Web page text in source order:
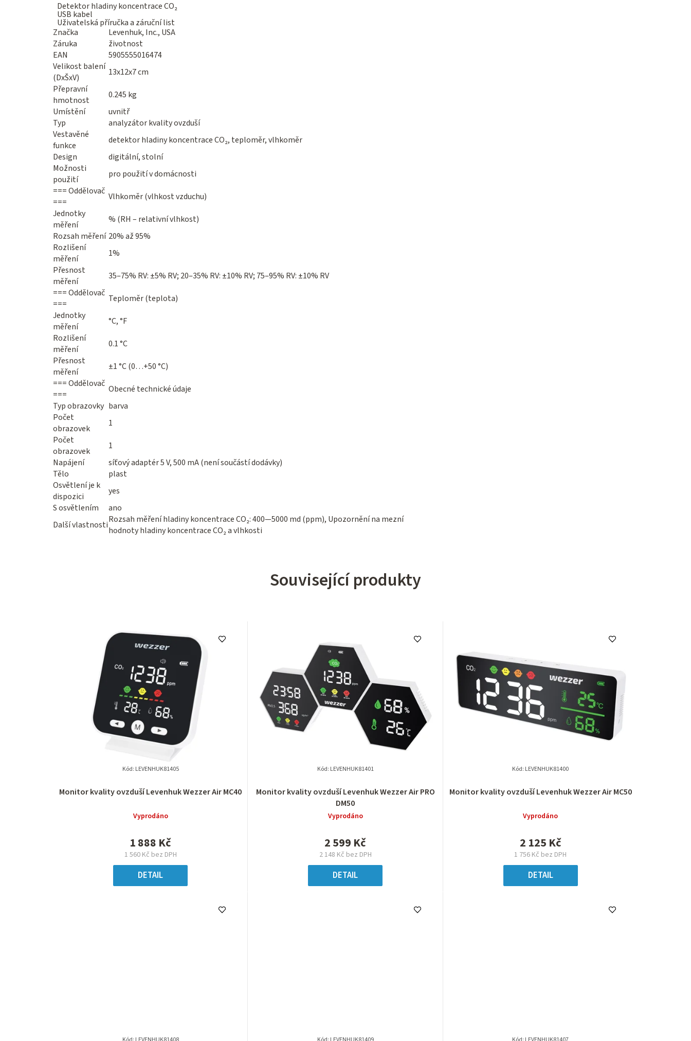
Detektor hladiny koncentrace CO₂
USB kabel
Uživatelská příručka a záruční list
Značka
Levenhuk, Inc., USA
Záruka
životnost
EAN
5905555016474
Velikost balení
(DxŠxV)
13x12x7 cm
Přepravní
hmotnost
0.245 kg
Umístění
uvnitř
Typ
analyzátor kvality ovzduší
Vestavěné
funkce
detektor hladiny koncentrace CO₂, teploměr, vlhkoměr
Design
digitální, stolní
Možnosti
použití
pro použití v domácnosti
=== Oddělovač
===
Vlhkoměr (vlhkost vzduchu)
Jednotky
měření
% (RH – relativní vlhkost)
Rozsah měření 20% až 95%
Rozlišení
měření
1%
Přesnost
měření
35‒75% RV: ±5% RV; 20‒35% RV: ±10% RV; 75‒95% RV: ±10% RV
=== Oddělovač
===
Teploměr (teplota)
Jednotky
měření
°C, °F
Rozlišení
měření
0.1 °C
Přesnost
měření
±1 °C (0…+50 °C)
=== Oddělovač
===
Obecné technické údaje
Typ obrazovky barva
Počet
obrazovek
1
Počet
obrazovek
1
Napájení
síťový adaptér 5 V, 500 mA (není součástí dodávky)
Tělo
plast
Osvětlení je k
dispozici
yes
S osvětlením
ano
Další vlastnostiRozsah měření hladiny koncentrace CO₂: 400—5000 md (ppm), Upozornění na mezní
hodnoty hladiny koncentrace CO₂ a vlhkosti
Související produkty
Monitor kvality ovzduší Levenhuk Wezzer Air MC40
Vyprodáno
1 560 Kč bez DPH
1 888 Kč
DETAIL
Kód: LEVENHUK81405
Monitor kvality ovzduší Levenhuk Wezzer Air PRO
DM50
Vyprodáno
2 148 Kč bez DPH
2 599 Kč
DETAIL
Kód: LEVENHUK81401
Monitor kvality ovzduší Levenhuk Wezzer Air MC50
Vyprodáno
1 756 Kč bez DPH
2 125 Kč
DETAIL
Kód: LEVENHUK81400